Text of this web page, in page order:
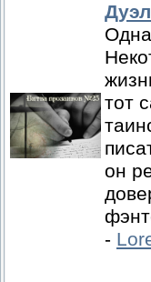
тот
он
-